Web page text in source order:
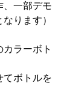
、一部デモ
ります）
ラーボト
ボトルを